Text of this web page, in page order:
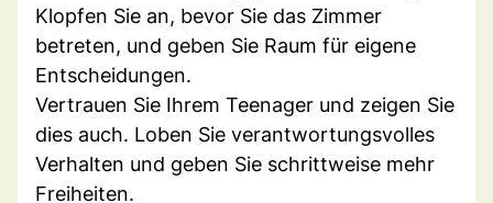
Klopfen Sie an, bevor Sie das Zimmer
betreten, und geben Sie Raum für eigene
Entscheidungen.
Vertrauen Sie Ihrem Teenager und zeigen Sie
dies auch. Loben Sie verantwortungsvolles
Verhalten und geben Sie schrittweise mehr
Freiheiten.